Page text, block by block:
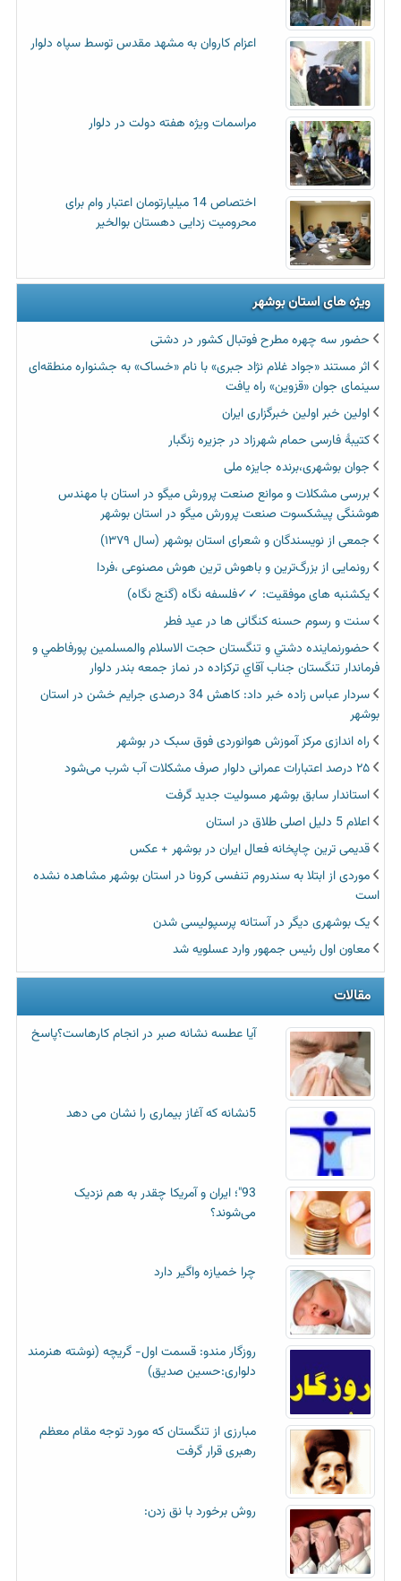
اعزام کاروان به مشهد مقدس توسط سپاه دلوار
مراسمات ویژه هفته دولت در دلوار
اختصاص 14 میلیارتومان اعتبار وام برای
محرومیت زدایی دهستان بوالخیر
ویژه های استان بوشهر
حضور سه چهره مطرح فوتبال کشور در دشتی
اثر مستند «جواد غلام نژاد جبری» با نام «خساک» به جشنواره منطقه‌ای
سینمای جوان «قزوین» راه یافت
اولین خبر اولین خبرگزاری ایران‏
کتیبۀ فارسی حمام شهرزاد در جزیره زنگبار
جوان بوشهری،برنده جایزه ملی
بررسی مشکلات و موانع صنعت پرورش میگو در استان با مهندس
هوشنگی پیشکسوت صنعت پرورش میگو در استان بوشهر
جمعی از نویسندگان و شعرای استان بوشهر (سال ۱۳۷۹)
رونمایی از بزرگ‌ترین و باهوش ترین هوش مصنوعی ،فردا
یکشنبه های موفقیت: ✓✓فلسفه نگاه (گنج نگاه)
سنت و رسوم حسنه کنگانی ها در عید فطر
حضورنماينده دشتي و تنگستان حجت الاسلام والمسلمين پورفاطمي و
فرماندار تنگستان جناب آقاي تركزاده در نماز جمعه بندر دلوار
سردار عباس زاده خبر داد: کاهش 34 درصدی جرایم خشن در استان
بوشهر
راه اندازی مرکز آموزش هوانوردی فوق سبک در بوشهر
۲۵ درصد اعتبارات عمرانی دلوار صرف مشکلات آب شرب می‌شود
استاندار سابق بوشهر مسولیت جدید گرفت
اعلام 5 دلیل اصلی طلاق در استان
قدیمی ترین چاپخانه فعال ایران در بوشهر + عکس
موردی از ابتلا به سندروم تنفسی کرونا در استان بوشهر مشاهده نشده
است
یک بوشهری دیگر در آستانه پرسپولیسی شدن
معاون اول رئیس جمهور وارد عسلویه شد
مقالات
آیا عطسه‌ نشانه صبر در انجام کارهاست؟پاسخ
5نشانه که آغاز بیماری را نشان می دهد
93"؛ ایران و آمریکا چقدر به هم نزدیک
می‌شوند؟
چرا خمیازه واگیر دارد
روزگار مندو: قسمت اول- گریچه (نوشته هنرمند
دلواری:حسین صدیق)
مبارزی از تنگستان که مورد توجه مقام معظم
رهبری قرار گرفت
روش برخورد با نق زدن: